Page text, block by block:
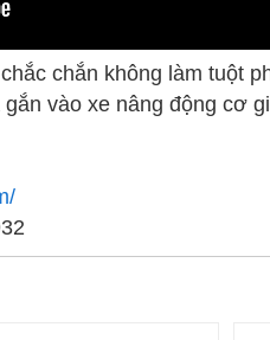
chắn không làm tuột
vào xe nâng động cơ